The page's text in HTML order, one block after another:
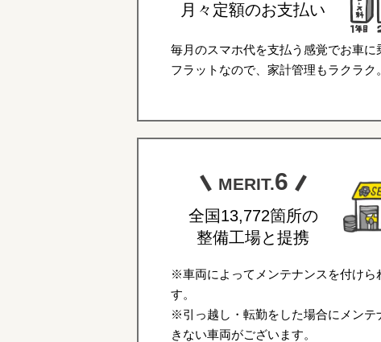
月々定額のお支払い
毎月のスマホ代を支払う感覚でお車
フラットなので、家計管理もラクラク。
MERIT.6
全国13,772箇所の
整備工場と提携
※車両によってメンテナンスを付けら
す。
※引っ越し・転勤をした場合にメンテ
きない車両がございます。